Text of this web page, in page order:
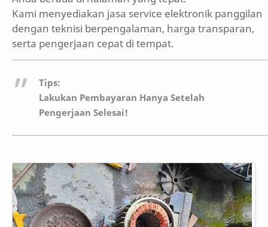
Kami menyediakan jasa service elektronik panggilan
dengan teknisi berpengalaman, harga transparan,
serta pengerjaan cepat di tempat.
Tips:
Lakukan Pembayaran Hanya Setelah
Pengerjaan Selesai!